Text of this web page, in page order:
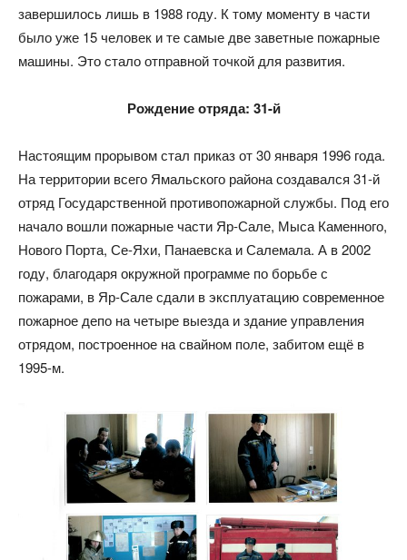
завершилось лишь в 1988 году. К тому моменту в части
было уже 15 человек и те самые две заветные пожарные
машины. Это стало отправной точкой для развития.
Рождение отряда: 31-й
Настоящим прорывом стал приказ от 30 января 1996 года.
На территории всего Ямальского района создавался 31-й
отряд Государственной противопожарной службы. Под его
начало вошли пожарные части Яр-Сале, Мыса Каменного,
Нового Порта, Се-Яхи, Панаевска и Салемала. А в 2002
году, благодаря окружной программе по борьбе с
пожарами, в Яр-Сале сдали в эксплуатацию современное
пожарное депо на четыре выезда и здание управления
отрядом, построенное на свайном поле, забитом ещё в
1995-м.